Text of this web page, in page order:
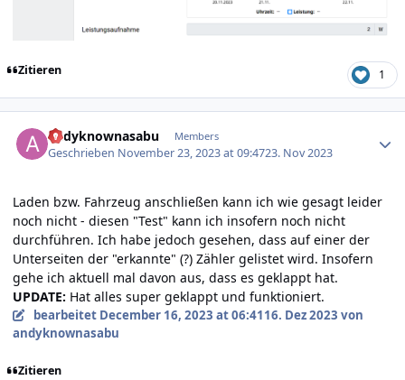
Zitieren 1
andyknownasabu Members
Geschrieben November 23, 2023 at 09:4723. Nov 2023
Laden bzw. Fahrzeug anschließen kann ich wie gesagt leider
noch nicht - diesen "Test" kann ich insofern noch nicht
durchführen. Ich habe jedoch gesehen, dass auf einer der
Unterseiten der "erkannte" (?) Zähler gelistet wird. Insofern
gehe ich aktuell mal davon aus, dass es geklappt hat.
UPDATE: Hat alles super geklappt und funktioniert.
bearbeitet December 16, 2023 at 06:4116. Dez 2023 von
andyknownasabu
Zitieren